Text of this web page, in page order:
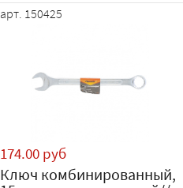
арт. 150425
174.00 руб
Ключ комбинированный,